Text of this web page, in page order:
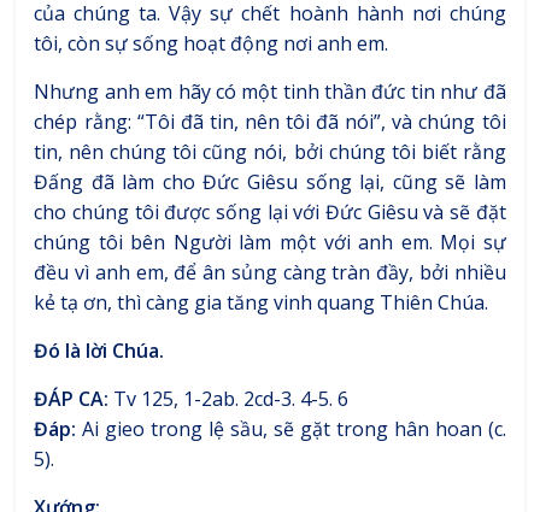
của chúng ta. Vậy sự chết hoành hành nơi chúng
tôi, còn sự sống hoạt động nơi anh em.
Nhưng anh em hãy có một tinh thần đức tin như đã
chép rằng: “Tôi đã tin, nên tôi đã nói”, và chúng tôi
tin, nên chúng tôi cũng nói, bởi chúng tôi biết rằng
Đấng đã làm cho Đức Giêsu sống lại, cũng sẽ làm
cho chúng tôi được sống lại với Đức Giêsu và sẽ đặt
chúng tôi bên Người làm một với anh em. Mọi sự
đều vì anh em, để ân sủng càng tràn đầy, bởi nhiều
kẻ tạ ơn, thì càng gia tăng vinh quang Thiên Chúa.
Đó là lời Chúa.
ĐÁP CA: Tv 125, 1-2ab. 2cd-3. 4-5. 6
Đáp: Ai gieo trong lệ sầu, sẽ gặt trong hân hoan (c.
5).